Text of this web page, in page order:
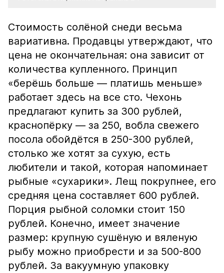
Стоимость солёной снеди весьма
вариативна. Продавцы утверждают, что
цена не окончательная: она зависит от
количества купленного. Принцип
«берёшь больше — платишь меньше»
работает здесь на все сто. Чехонь
предлагают купить за 300 рублей,
краснопёрку — за 250, вобла свежего
посола обойдётся в 250-300 рублей,
столько же хотят за сухую, есть
любители и такой, которая напоминает
рыбные «сухарики». Лещ покрупнее, его
средняя цена составляет 600 рублей.
Порция рыбной соломки стоит 150
рублей. Конечно, имеет значение
размер: крупную сушёную и вяленую
рыбу можно приобрести и за 500-800
рублей. За вакуумную упаковку